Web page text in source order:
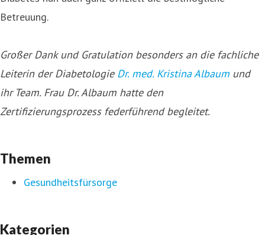
Betreuung.
Großer Dank und Gratulation besonders an die fachliche
Leiterin der Diabetologie Dr. med. Kristina Albaum und
ihr Team. Frau Dr. Albaum hatte den
Zertifizierungsprozess federführend begleitet.
Themen
Gesundheitsfürsorge
Kategorien